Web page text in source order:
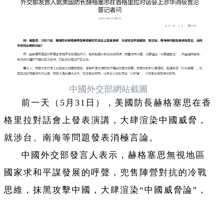
中國外交部網站截圖
前一天（5月31日），美國防長赫格塞思在香
格里拉對話會上發表演講，大肆渲染中國威脅，
就涉台、南海等問題發表消極言論。
中國外交部發言人表示，赫格塞思無視地區
國家求和平謀發展的呼聲，兜售陣營對抗的冷戰
思維，抹黑攻擊中國，大肆渲染“中國威脅論”，